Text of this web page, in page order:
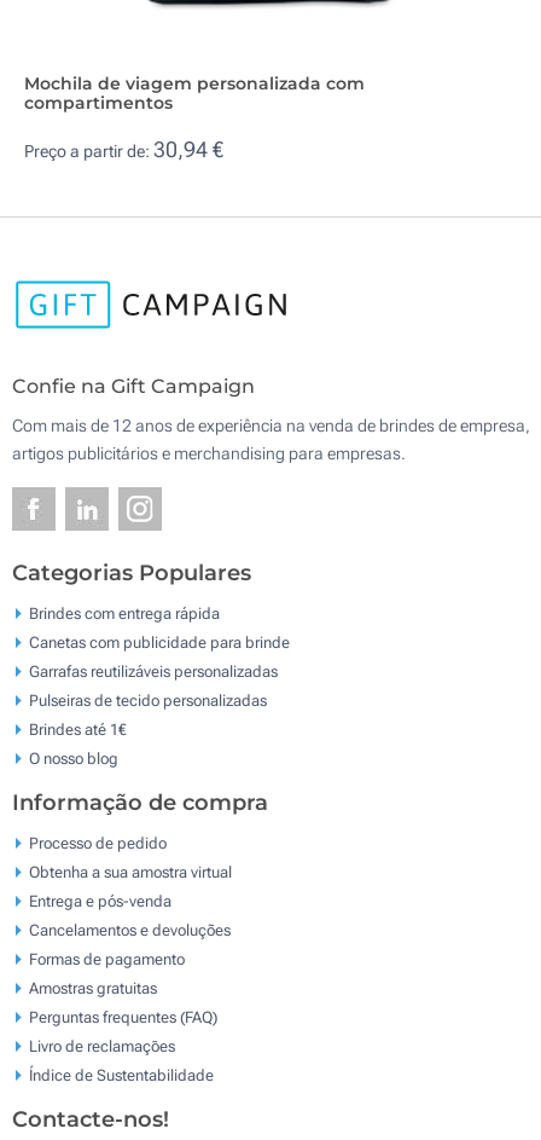
Mochila de viagem personalizada com
compartimentos
Preço a partir de: 30,94 €
Confie na Gift Campaign
Com mais de 12 anos de experiência na venda de brindes de empresa,
artigos publicitários e merchandising para empresas.
Categorias Populares
Brindes com entrega rápida
Canetas com publicidade para brinde
Garrafas reutilizáveis personalizadas
Pulseiras de tecido personalizadas
Brindes até 1€
O nosso blog
Informação de compra
Processo de pedido
Obtenha a sua amostra virtual
Entrega e pós-venda
Cancelamentos e devoluções
Formas de pagamento
Amostras gratuitas
Perguntas frequentes (FAQ)
Livro de reclamaçōes
Índice de Sustentabilidade
Contacte-nos!